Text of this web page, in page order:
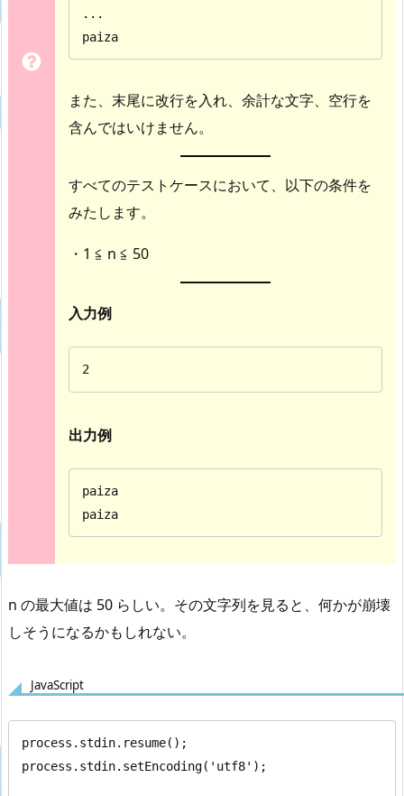
...
paiza
また、末尾に改行を入れ、余計な文字、空行を
含んではいけません。
すべてのテストケースにおいて、以下の条件を
みたします。
・1 ≦ n ≦ 50
入力例
2
出力例
paiza
paiza
n の最大値は 50 らしい。その文字列を見ると、何かが崩壊
しそうになるかもしれない。
JavaScript
process.stdin.resume();
process.stdin.setEncoding('utf8');